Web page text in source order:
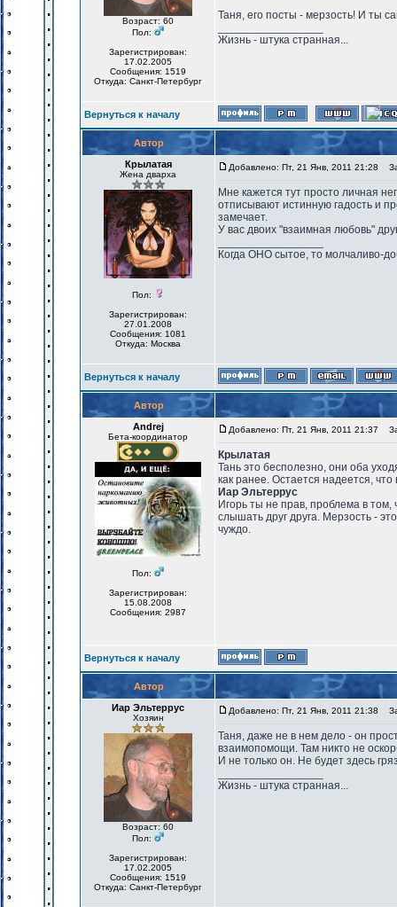
Возраст: 60
Пол:
Зарегистрирован:
17.02.2005
Сообщения: 1519
Откуда: Санкт-Петербург
Таня, его посты - мерзость! И ты
Жизнь - штука странная...
Вернуться к началу
Автор
Крылатая
Жена дварха
Пол:
Зарегистрирован:
27.01.2008
Сообщения: 1081
Откуда: Москва
Добавлено: Пт, 21 Янв, 2011 21:28
Мне кажется тут просто личная
отписывают истинную гадость и
замечает.
У вас двоих "взаимная любовь"
Когда ОНО сытое, то молчаливо-
Вернуться к началу
Автор
Andrej
Бета-координатор
Пол:
Зарегистрирован:
15.08.2008
Сообщения: 2987
Добавлено: Пт, 21 Янв, 2011 21:37
Крылатая
Тань это бесполезно, они оба
как ранее. Остается надеется, что
Иар Эльтеррус
Игорь ты не прав, проблема в
слышать друг друга. Мерзость -
чуждо.
Вернуться к началу
Автор
Иар Эльтеррус
Хозяин
Возраст: 60
Пол:
Зарегистрирован:
17.02.2005
Сообщения: 1519
Откуда: Санкт-Петербург
Добавлено: Пт, 21 Янв, 2011 21:38
Таня, даже не в нем дело - он
взаимопомощи. Там никто не
И не только он. Не будет здесь
Жизнь - штука странная...